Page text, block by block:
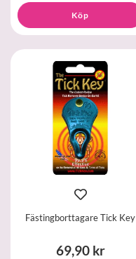
Köp
Fästingborttagare Tick Key
69,90 kr